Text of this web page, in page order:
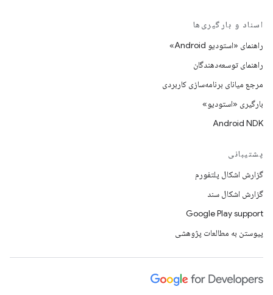
اسناد و بارگیری‌ها
راهنمای «استودیو Android»
راهنمای توسعه‌دهندگان
مرجع میانای برنامه‌سازی کاربردی
بارگیری «استودیو»
Android NDK
پشتیبانی
گزارش اشکال پلتفورم
گزارش اشکال سند
Google Play support
پیوستن به مطالعات پژوهشی